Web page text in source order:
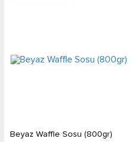
Beyaz Waffle Sosu (800gr)